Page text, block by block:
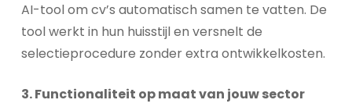
AI-tool om cv’s automatisch samen te vatten. De
tool werkt in hun huisstijl en versnelt de
selectieprocedure zonder extra ontwikkelkosten.
3. Functionaliteit op maat van jouw sector